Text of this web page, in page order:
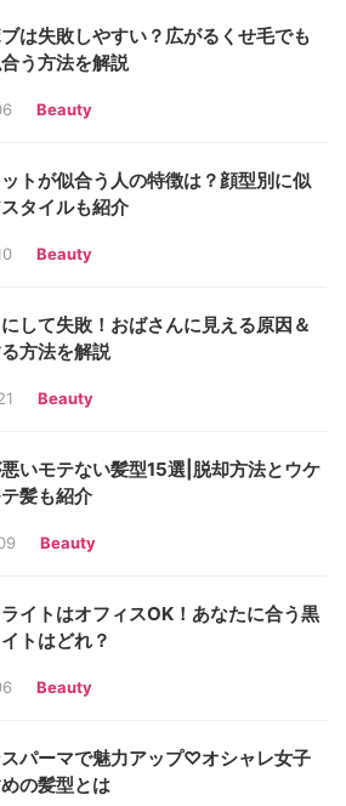
は失敗しやすい？広がるくせ毛でも
う方法を解説
Beauty
トが似合う人の特徴は？顔型別に似
タイルも紹介
Beauty
して失敗！おばさんに見える原因＆
方法を解説
Beauty
いモテない髪型15選|脱却方法とウケ
髪も紹介
Beauty
イトはオフィスOK！あなたに合う黒
トはどれ？
Beauty
パーマで魅力アップ♡オシャレ女子
の髪型とは